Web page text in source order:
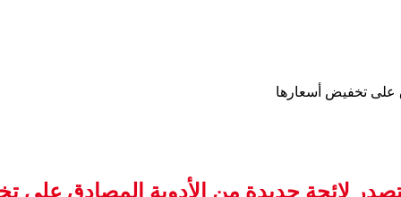
على تخفيض أسعارها
لائحة جديدة من الأدوية المصادق على